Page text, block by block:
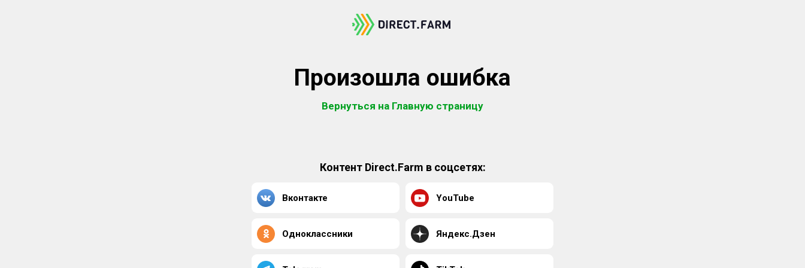
Произошла ошибка
Вернуться на Главную страницу
Контент Direct.Farm в соцсетях:
Вконтакте YouTube
Одноклассники Яндекс.Дзен